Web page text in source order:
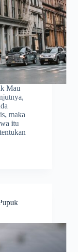
Mau
maka
itu